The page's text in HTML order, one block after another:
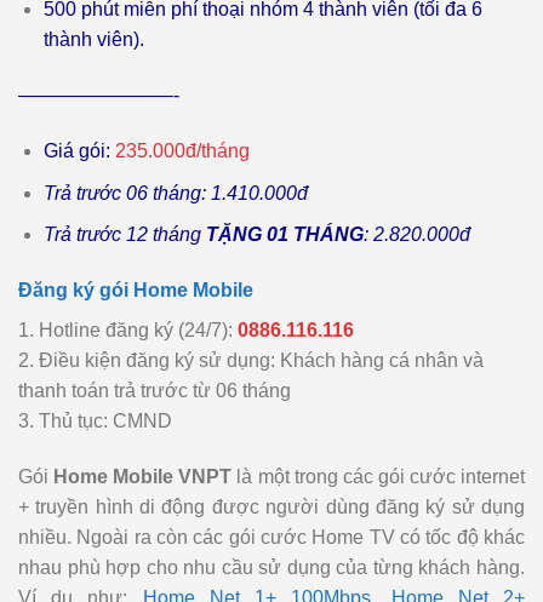
500 phút miễn phí thoại nhóm 4 thành viên (tối đa 6
thành viên).
————————-
Giá gói: 235.000đ/tháng
Trả trước 06 tháng: 1.410.000đ
Trả trước 12 tháng TẶNG 01 THÁNG: 2.820.000đ
Đăng ký gói Home Mobile
1. Hotline đăng ký (24/7): 0886.116.116
2. Điều kiện đăng ký sử dụng: Khách hàng cá nhân và
thanh toán trả trước từ 06 tháng
3. Thủ tục: CMND
Gói Home Mobile VNPT là một trong các gói cước internet
+ truyền hình di động được người dùng đăng ký sử dụng
nhiều. Ngoài ra còn các gói cước Home TV có tốc độ khác
nhau phù hợp cho nhu cầu sử dụng của từng khách hàng.
Ví dụ như:
Home Net 1+ 100Mbps,
Home Net 2+